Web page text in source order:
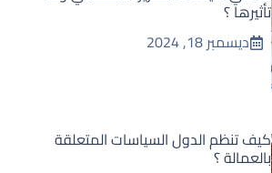
تأثيرها ؟
ديسمبر 18, 2024
كيف تنظم الدول السياسات المتعلقة
بالعمالة ؟